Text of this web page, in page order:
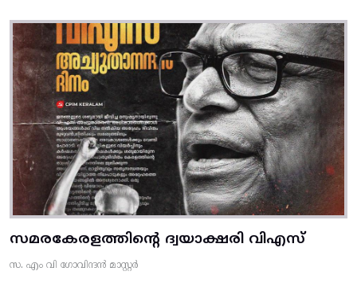
സമരകേരളത്തിൻ്റെ ദ്വയാക്ഷരി വിഎസ്
സ. എം വി ഗോവിന്ദൻ മാസ്റ്റർ